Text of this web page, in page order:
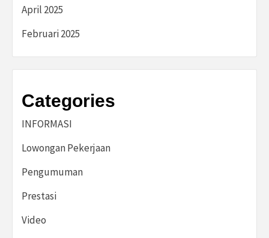
April 2025
Februari 2025
Categories
INFORMASI
Lowongan Pekerjaan
Pengumuman
Prestasi
Video